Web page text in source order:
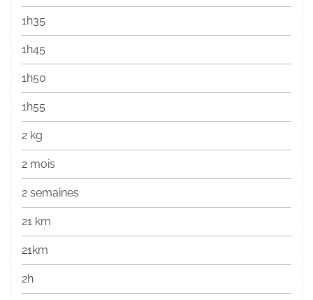
1h35
1h45
1h50
1h55
2 kg
2 mois
2 semaines
21 km
21km
2h